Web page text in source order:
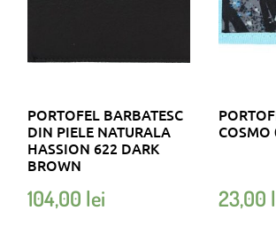
PORTOFEL BARBATESC
DIN PIELE NATURALA
HASSION 622 DARK
BROWN
104,00 lei
COSMO
23,00